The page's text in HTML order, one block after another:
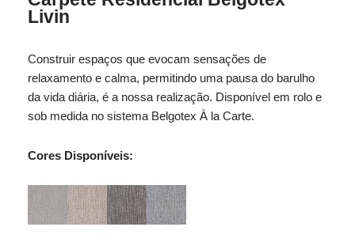
Livin
Construir espaços que evocam sensações de
relaxamento e calma, permitindo uma pausa do barulho
da vida diária, é a nossa realização. Disponível em rolo e
sob medida no sistema Belgotex À la Carte.
Cores Disponíveis: